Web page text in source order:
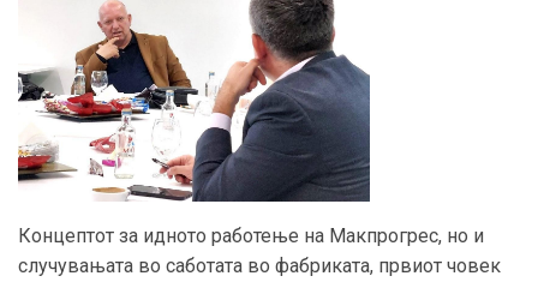
Концептот за идното работење на Макпрогрес, но и
случувањата во саботата во фабриката, првиот човек